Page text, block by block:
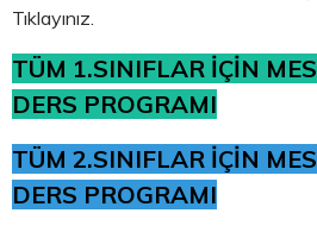
Tıklayınız.
TÜM 1.SINIFLAR İÇİN
DERS PROGRAMI
TÜM 2.SINIFLAR İÇİN
DERS PROGRAMI